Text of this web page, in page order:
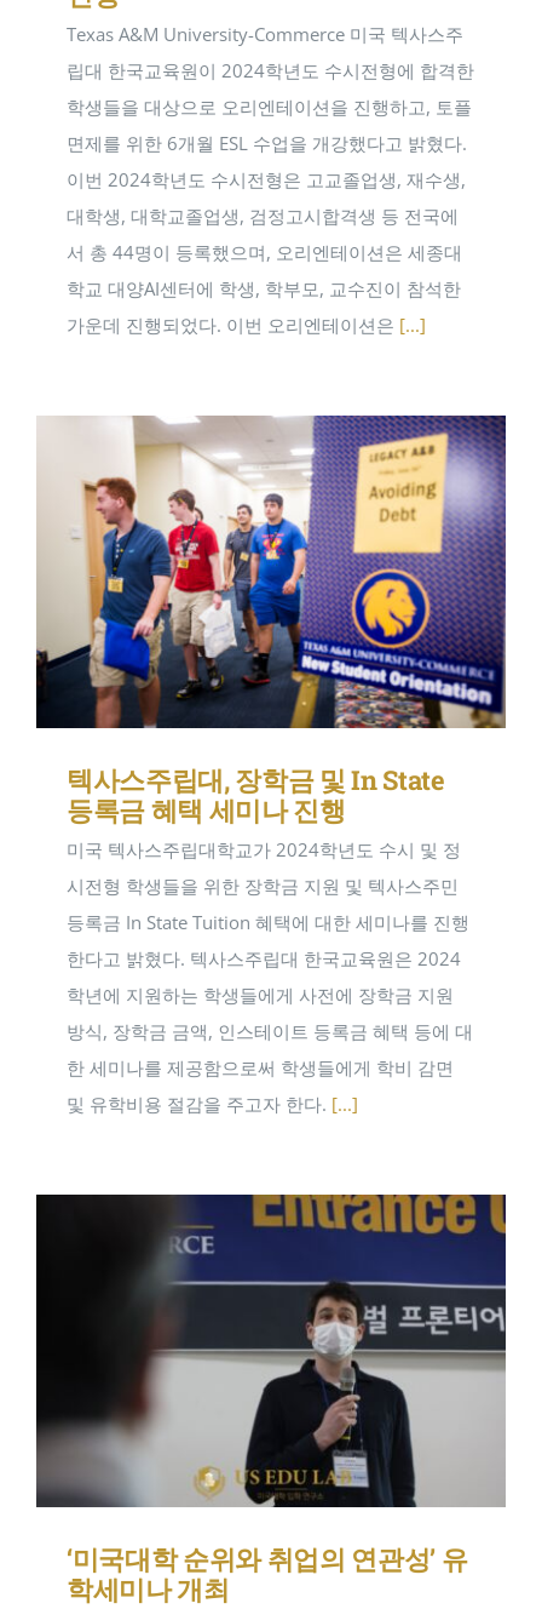
Texas A&M University-Commerce 미국 텍사스주
립대 한국교육원이 2024학년도 수시전형에 합격한
학생들을 대상으로 오리엔테이션을 진행하고, 토플
면제를 위한 6개월 ESL 수업을 개강했다고 밝혔다.
이번 2024학년도 수시전형은 고교졸업생, 재수생,
대학생, 대학교졸업생, 검정고시합격생 등 전국에
서 총 44명이 등록했으며, 오리엔테이션은 세종대
학교 대양AI센터에 학생, 학부모, 교수진이 참석한
가운데 진행되었다. 이번 오리엔테이션은 [...]
텍사스주립대, 장학금 및 In State
등록금 혜택 세미나 진행
미국 텍사스주립대학교가 2024학년도 수시 및 정
시전형 학생들을 위한 장학금 지원 및 텍사스주민
등록금 In State Tuition 혜택에 대한 세미나를 진행
한다고 밝혔다. 텍사스주립대 한국교육원은 2024
학년에 지원하는 학생들에게 사전에 장학금 지원
방식, 장학금 금액, 인스테이트 등록금 혜택 등에 대
한 세미나를 제공함으로써 학생들에게 학비 감면
및 유학비용 절감을 주고자 한다. [...]
‘미국대학 순위와 취업의 연관성’ 유
학세미나 개최